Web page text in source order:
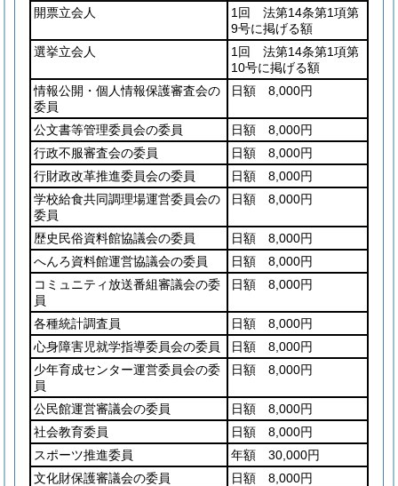
開票立会人
1回 法第14条第1項第
9号に掲げる額
選挙立会人
1回 法第14条第1項第
10号に掲げる額
情報公開・個人情報保護審査会の
委員
日額 8,000円
公文書等管理委員会の委員
日額 8,000円
行政不服審査会の委員
日額 8,000円
行財政改革推進委員会の委員
日額 8,000円
学校給食共同調理場運営委員会の
委員
日額 8,000円
歴史民俗資料館協議会の委員
日額 8,000円
へんろ資料館運営協議会の委員
日額 8,000円
コミュニティ放送番組審議会の委
員
日額 8,000円
各種統計調査員
日額 8,000円
心身障害児就学指導委員会の委員
日額 8,000円
少年育成センター運営委員会の委
員
日額 8,000円
公民館運営審議会の委員
日額 8,000円
社会教育委員
日額 8,000円
スポーツ推進委員
年額 30,000円
文化財保護審議会の委員
日額 8,000円